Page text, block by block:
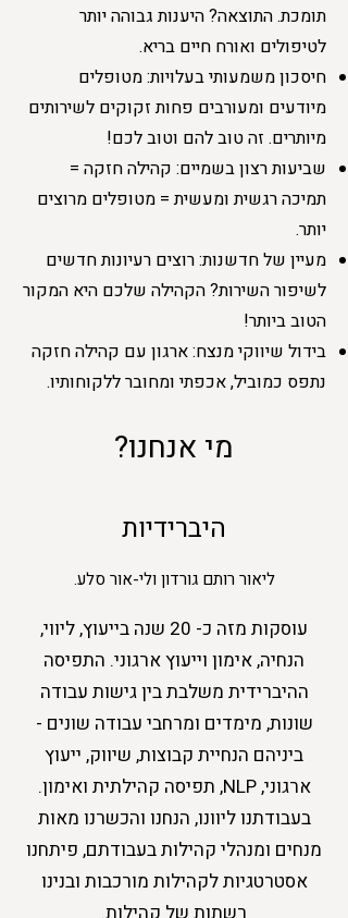
תומכת. התוצאה? היענות גבוהה יותר
לטיפולים ואורח חיים בריא.
חיסכון משמעותי בעלויות: מטופלים
מיודעים ומעורבים פחות זקוקים לשירותים
מיותרים. זה טוב להם וטוב לכם!
שביעות רצון בשמיים: קהילה חזקה =
תמיכה רגשית ומעשית = מטופלים מרוצים
יותר.
מעיין של חדשנות: רוצים רעיונות חדשים
לשיפור השירות? הקהילה שלכם היא המקור
הטוב ביותר!
בידול שיווקי מנצח: ארגון עם קהילה חזקה
נתפס כמוביל, אכפתי ומחובר ללקוחותיו.
מי אנחנו?
היברידיות
ליאור רותם גורדון ולי-אור סלע.
עוסקות מזה כ- 20 שנה בייעוץ, ליווי,
הנחיה, אימון וייעוץ ארגוני. התפיסה
ההיברידית משלבת בין גישות עבודה
שונות, מימדים ומרחבי עבודה שונים -
ביניהם הנחיית קבוצות, שיווק, ייעוץ
ארגוני, NLP, תפיסה קהילתית ואימון.
בעבודתנו ליוונו, הנחנו והכשרנו מאות
מנחים ומנהלי קהילות בעבודתם, פיתחנו
אסטרטגיות לקהילות מורכבות ובנינו